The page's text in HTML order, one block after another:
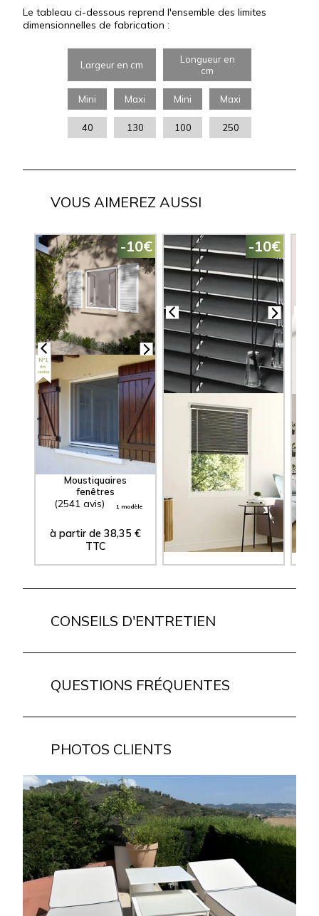
Le tableau ci-dessous reprend l'ensemble des limites
dimensionnelles de fabrication :
Largeur en cm
Longueur en
cm
Mini Maxi Mini Maxi
40 130 100 250
VOUS AIMEREZ AUSSI
-10€
Moustiquaires
fenêtres
(2541 avis) 1 modèle
à partir de 38,35€
TTC
-10€
Aluminium
Lames 25 mm
23 modèles
10,60€
TTC
CONSEILS D'ENTRETIEN
QUESTIONS FRÉQUENTES
PHOTOS CLIENTS